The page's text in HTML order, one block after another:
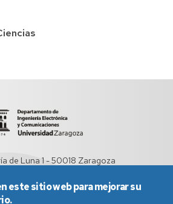
de Luna 1 - 50018 Zaragoza
este sitio web para mejorar su